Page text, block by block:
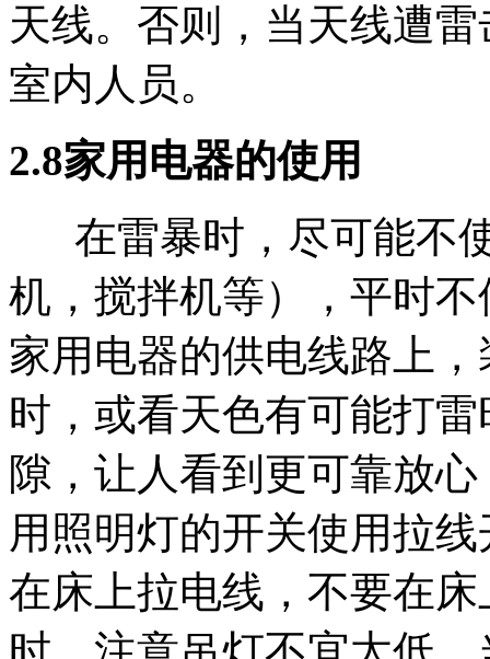
天线。否则，当天线遭
室内人员。
2.8家用电器的使用
在雷暴时，尽可能不
机，搅拌机等），平时
家用电器的供电线路上
时，或看天色有可能打
隙，让人看到更可靠放
用照明灯的开关使用拉
在床上拉电线，不要在